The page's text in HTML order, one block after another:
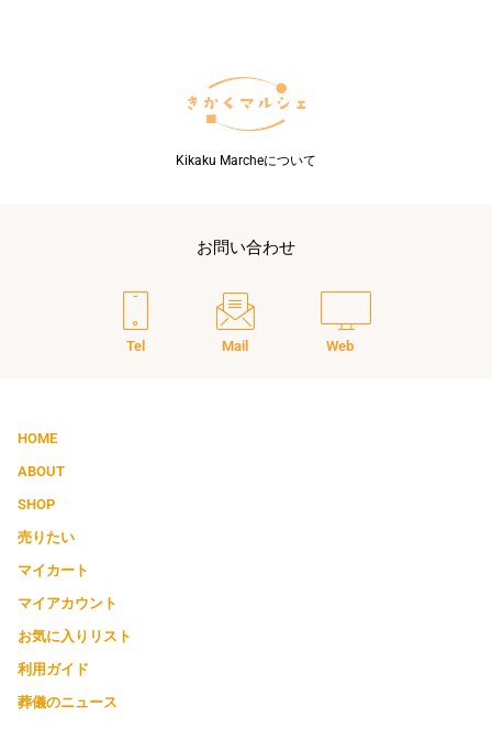
Kikaku Marcheについて
お問い合わせ
Tel Mail Web
HOME
ABOUT
SHOP
売りたい
マイカート
マイアカウント
お気に入りリスト
利用ガイド
葬儀のニュース